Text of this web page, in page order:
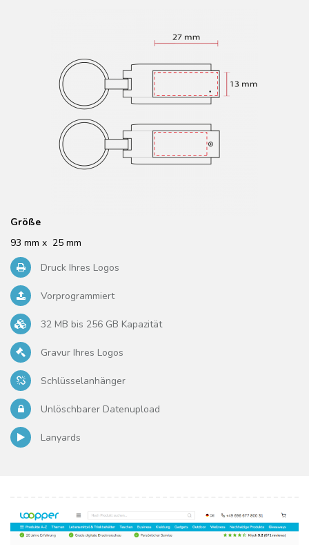
Größe
93 mm x 25 mm
Druck Ihres Logos
Vorprogrammiert
32 MB bis 256 GB Kapazität
Gravur Ihres Logos
Schlüsselanhänger
Unlöschbarer Datenupload
Lanyards